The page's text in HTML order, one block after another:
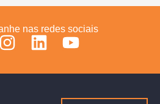
nas redes sociais